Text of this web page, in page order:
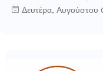
Δευτέρα, Αυγούστου